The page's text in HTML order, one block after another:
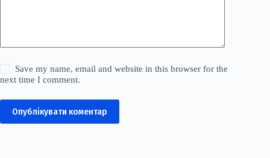
Save my name, email and website in this browser for the
next time I comment.
Опублікувати коментар